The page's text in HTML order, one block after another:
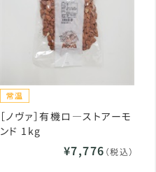
［ノヴァ］有機ロ―ストアーモ
ンド 1kg
¥7,776 （税込）